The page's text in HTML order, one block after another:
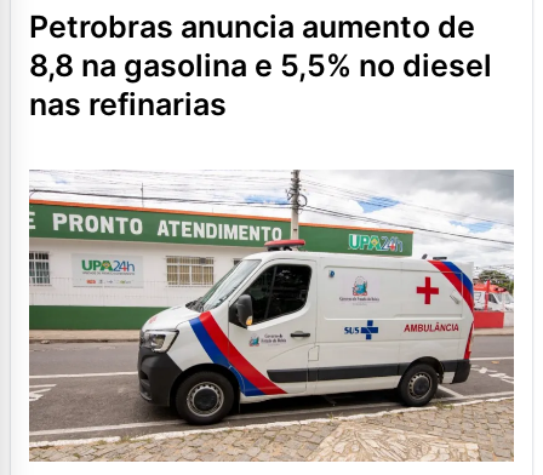
petrobras anuncia aumento de
8,8 na gasolina e 5,5% no diesel
nas refinarias